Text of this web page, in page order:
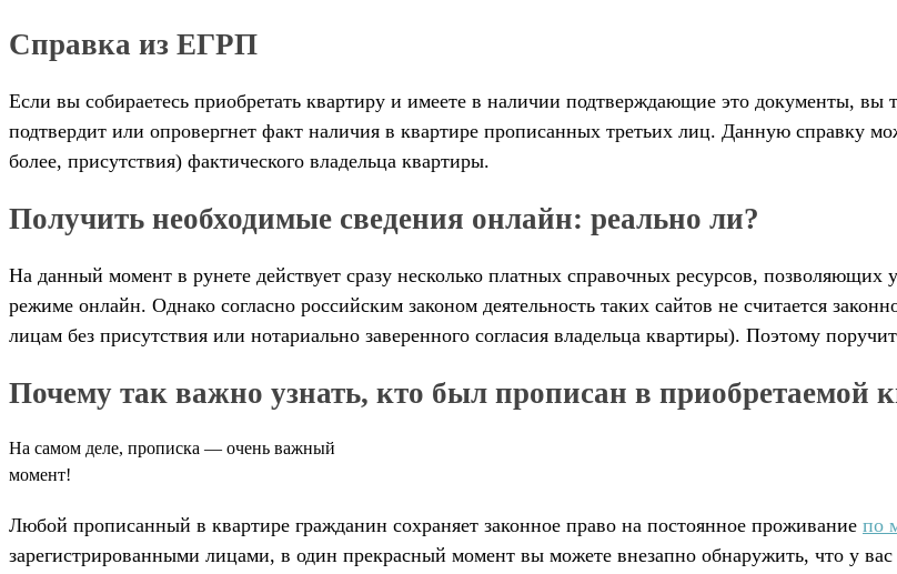
Справка из ЕГРП
Если вы собираетесь приобретать квартиру и имеете в наличии подтверждающие это документы,
подтвердит или опровергнет факт наличия в квартире прописанных третьих лиц. Данную справку
более, присутствия) фактического владельца квартиры.
Получить необходимые сведения онлайн: реально ли?
На данный момент в рунете действует сразу несколько платных справочных ресурсов,
режиме онлайн. Однако согласно российским законом деятельность таких сайтов не считается
лицам без присутствия или нотариально заверенного согласия владельца квартиры). Поэтому
Почему так важно узнать, кто был прописан в приобретаемой
На самом деле, прописка — очень важный
момент!
Любой прописанный в квартире гражданин сохраняет законное право на постоянное проживание по
зарегистрированными лицами, в один прекрасный момент вы можете внезапно обнаружить, что у